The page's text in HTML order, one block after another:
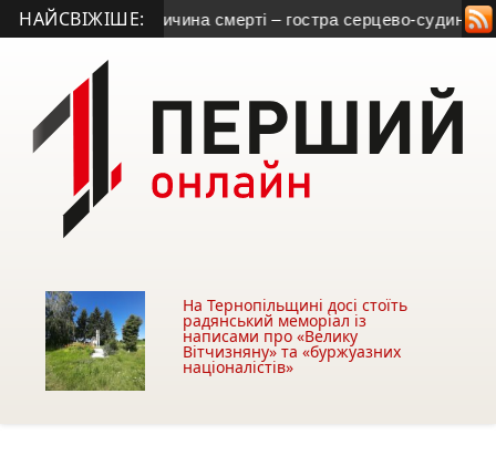
НАЙСВІЖІШЕ:причина смерті – гостра серцево-судинна
На Тернопільщині досі стоїть
радянський меморіал із
написами про «Велику
Вітчизняну» та «буржуазних
націоналістів»